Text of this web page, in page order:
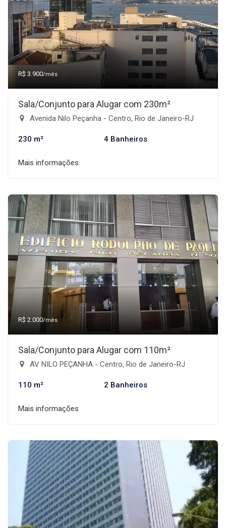
R$ 3.900/mês
Sala/Conjunto para Alugar com 230m²
Avenida Nilo Peçanha - Centro, Rio de Janeiro-RJ
230 m² 4 Banheiros
Mais informações
R$ 2.000/mês
Sala/Conjunto para Alugar com 110m²
AV NILO PEÇANHA - Centro, Rio de Janeiro-RJ
110 m² 2 Banheiros
Mais informações